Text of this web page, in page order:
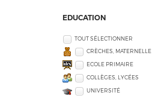
EDUCATION
TOUT SÉLECTIONNER
CRÈCHES, MATERNELLE
ECOLE PRIMAIRE
COLLÈGES, LYCÉES
UNIVERSITÉ